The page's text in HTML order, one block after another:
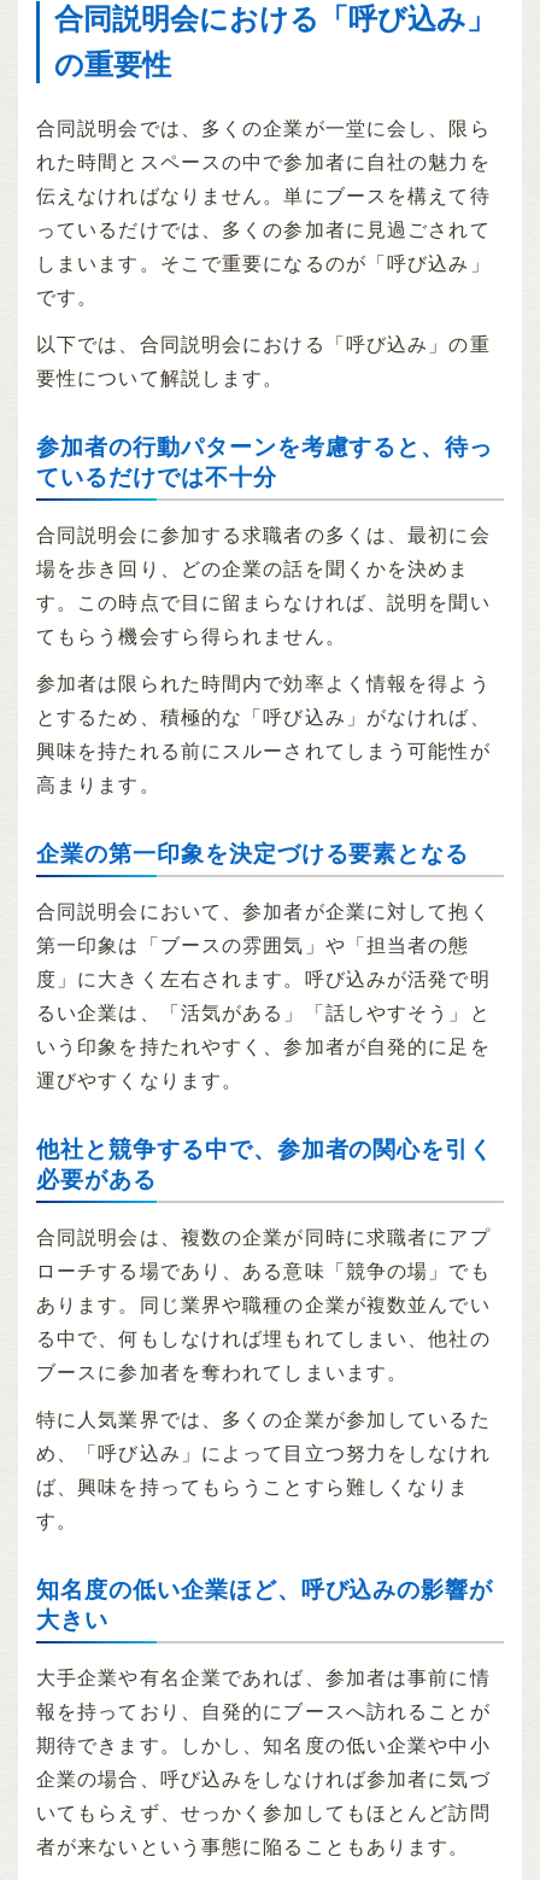
合同説明会における「呼び込み」
の重要性
合同説明会では、多くの企業が一堂に会し、限ら
れた時間とスペースの中で参加者に自社の魅力を
伝えなければなりません。単にブースを構えて待
っているだけでは、多くの参加者に見過ごされて
しまいます。そこで重要になるのが「呼び込み」
です。
以下では、合同説明会における「呼び込み」の重
要性について解説します。
参加者の行動パターンを考慮すると、待っ
ているだけでは不十分
合同説明会に参加する求職者の多くは、最初に会
場を歩き回り、どの企業の話を聞くかを決めま
す。この時点で目に留まらなければ、説明を聞い
てもらう機会すら得られません。
参加者は限られた時間内で効率よく情報を得よう
とするため、積極的な「呼び込み」がなければ、
興味を持たれる前にスルーされてしまう可能性が
高まります。
企業の第一印象を決定づける要素となる
合同説明会において、参加者が企業に対して抱く
第一印象は「ブースの雰囲気」や「担当者の態
度」に大きく左右されます。呼び込みが活発で明
るい企業は、「活気がある」「話しやすそう」と
いう印象を持たれやすく、参加者が自発的に足を
運びやすくなります。
他社と競争する中で、参加者の関心を引く
必要がある
合同説明会は、複数の企業が同時に求職者にアプ
ローチする場であり、ある意味「競争の場」でも
あります。同じ業界や職種の企業が複数並んでい
る中で、何もしなければ埋もれてしまい、他社の
ブースに参加者を奪われてしまいます。
特に人気業界では、多くの企業が参加しているた
め、「呼び込み」によって目立つ努力をしなけれ
ば、興味を持ってもらうことすら難しくなりま
す。
知名度の低い企業ほど、呼び込みの影響が
大きい
大手企業や有名企業であれば、参加者は事前に情
報を持っており、自発的にブースへ訪れることが
期待できます。しかし、知名度の低い企業や中小
企業の場合、呼び込みをしなければ参加者に気づ
いてもらえず、せっかく参加してもほとんど訪問
者が来ないという事態に陥ることもあります。